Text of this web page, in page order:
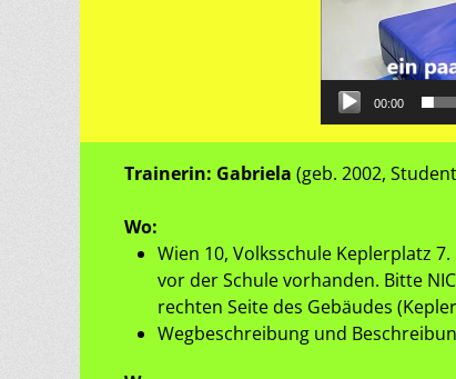
00:00
Trainerin: Gabriela (geb. 2002,
Wo:
Wien 10, Volksschule Keplerplatz
vor der Schule vorhanden. Bitte
rechten Seite des Gebäudes
Wegbeschreibung und